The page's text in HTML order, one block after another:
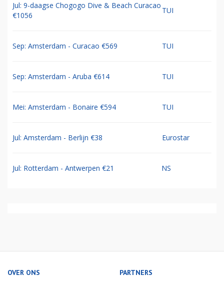
Jul: 9-daagse Chogogo Dive & Beach Curacao
€1056
TUI
Sep: Amsterdam - Curacao €569 TUI
Sep: Amsterdam - Aruba €614 TUI
Mei: Amsterdam - Bonaire €594 TUI
Jul: Amsterdam - Berlijn €38 Eurostar
Jul: Rotterdam - Antwerpen €21 NS
OVER ONS PARTNERS